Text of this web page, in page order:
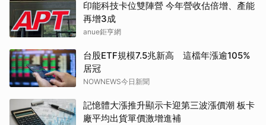
印能科技卡位雙陣營 今年營收估倍增、產能
再增3成
anue鉅亨網
台股ETF規模7.5兆新高 這檔年漲逾105%
居冠
NOWNEWS今日新聞
記憶體大漲推升顯示卡迎第三波漲價潮 板卡
廠平均出貨單價激增進補